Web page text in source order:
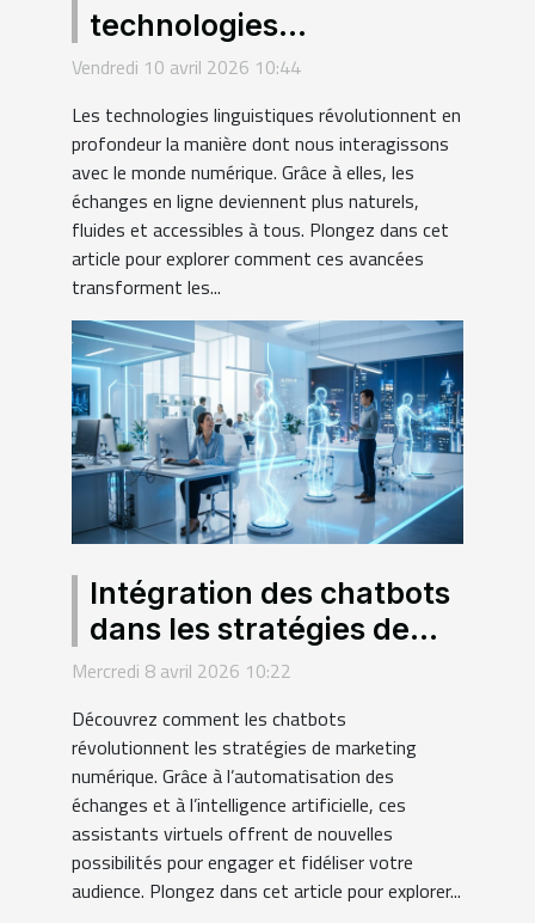
technologies
linguistiques
l'interaction numérique ?
Vendredi 10 avril 2026 10:44
Les technologies linguistiques révolutionnent en
profondeur la manière dont nous interagissons
avec le monde numérique. Grâce à elles, les
échanges en ligne deviennent plus naturels,
fluides et accessibles à tous. Plongez dans cet
article pour explorer comment ces avancées
transforment les...
Intégration des chatbots
dans les stratégies de
marketing numérique
Mercredi 8 avril 2026 10:22
Découvrez comment les chatbots
révolutionnent les stratégies de marketing
numérique. Grâce à l’automatisation des
échanges et à l’intelligence artificielle, ces
assistants virtuels offrent de nouvelles
possibilités pour engager et fidéliser votre
audience. Plongez dans cet article pour explorer...